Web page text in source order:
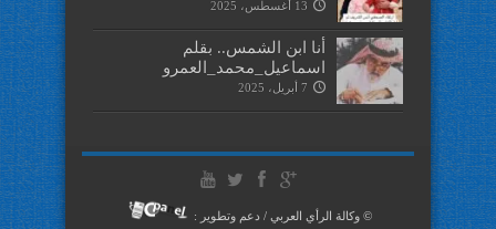
13 أغسطس، 2025
أنا ابن الشمس.. بقلم
اسماعيل_محمد_العمرو
7 أبريل، 2025
© وكالة الرأي العربي / دعم وتطوير :